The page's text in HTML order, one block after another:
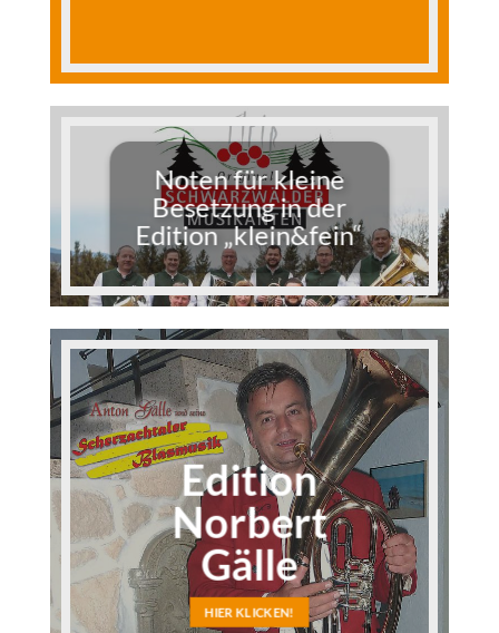
Noten für kleine
Besetzung in der
Edition „klein&fein“
Edition
Norbert
Gälle
HIER KLICKEN!